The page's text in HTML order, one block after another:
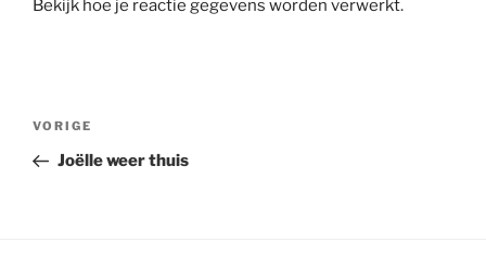
Bekijk hoe je reactie gegevens worden verwerkt.
Bericht
Vorig
bericht
VORIGE
Joëlle weer thuis